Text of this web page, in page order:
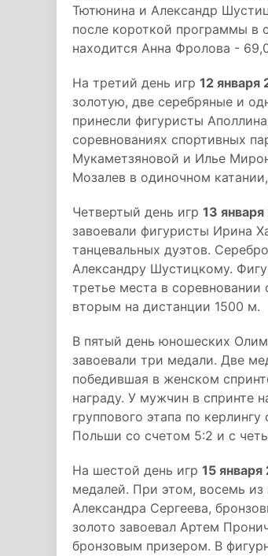
Тютюнина и Александр
после короткой программы в
находится Анна Фролова -
На третий день игр 12 января
золотую, две серебряные и
принесли фигуристы
соревнованиях спортивных
Мукаметзяновой и Илье
Мозалев в одиночном
Четвертый день игр 13
завоевали фигуристы Ирина
танцевальных дуэтов.
Александру Шустицкому.
третье места в
вторым на дистанции 1500 м.
В пятый день юношеских
завоевали три медали. Две
победившая в женском
награду. У мужчин в спринте
группового этапа по
Польши со счетом 5:2 и с
На шестой день игр 15
медалей. При этом, восемь
Александра Сергеева,
золото завоевал Артем
бронзовым призером. В